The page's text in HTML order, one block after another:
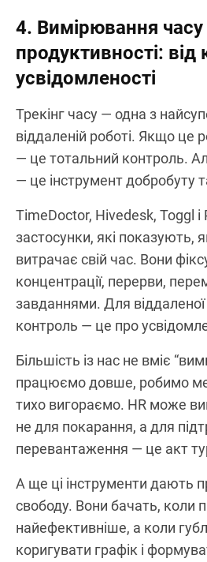
4. Вимірювання часу
продуктивності:
усвідомленості
Трекінг часу — одна з
віддаленій роботі. Якщо це
— це тотальний контроль.
— це інструмент добробуту
TimeDoctor, Hivedesk, Toggl
застосунки, які показують,
витрачає свій час. Вони
концентрації, перерви,
завданнями. Для
контроль — це про
Більшість із нас не вміє
працюємо довше, робимо
тихо вигораємо. HR може
не для покарання, а для
перевантаження — це акт
А ще ці інструменти дають
свободу. Вони бачать, коли
найефективніше, а коли
коригувати графік і